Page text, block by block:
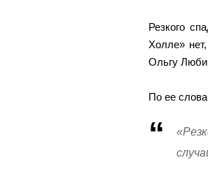
Резкого
Холле»
Ольгу
По ее